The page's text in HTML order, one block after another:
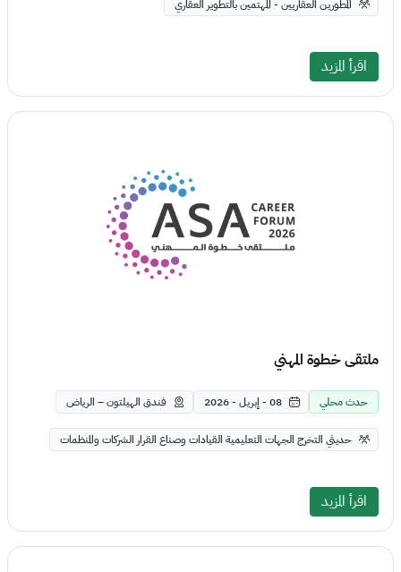
المطورين العقاريين - المهتمين بالتطوير العقاري
اقرأ المزيد
ملتقى خطوة المهني
حدث محلي 08 - إبريل - 2026 فندق الهيلتون – الرياض
حديثي التخرج الجهات التعليمية القيادات وصناع القرار الشركات والمنظمات
اقرأ المزيد